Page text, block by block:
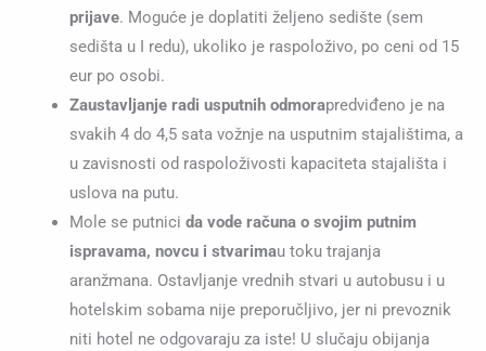
prijave. Moguće je doplatiti željeno sedište (sem
sedišta u I redu), ukoliko je raspoloživo, po ceni od 15
eur po osobi.
Zaustavljanje radi usputnih odmorapredviđeno je na
svakih 4 do 4,5 sata vožnje na usputnim stajalištima, a
u zavisnosti od raspoloživosti kapaciteta stajališta i
uslova na putu.
Mole se putnici da vode računa o svojim putnim
ispravama, novcu i stvarimau toku trajanja
aranžmana. Ostavljanje vrednih stvari u autobusu i u
hotelskim sobama nije preporučljivo, jer ni prevoznik
niti hotel ne odgovaraju za iste! U slučaju obijanja